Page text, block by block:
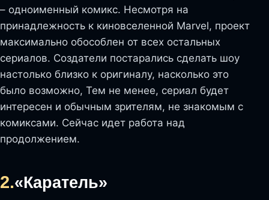
– одноименный комикс. Несмотря на
принадлежность к киновселенной Marvel, проект
максимально обособлен от всех остальных
сериалов. Создатели постарались сделать шоу
настолько близко к оригиналу, насколько это
было возможно, Тем не менее, сериал будет
интересен и обычным зрителям, не знакомым с
комиксами. Сейчас идет работа над
продолжением.
2.«Каратель»